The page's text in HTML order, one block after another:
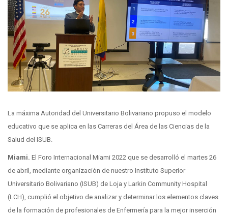
La máxima Autoridad del Universitario Bolivariano propuso el modelo
educativo que se aplica en las Carreras del Área de las Ciencias de la
Salud del ISUB.
Miami. El Foro Internacional Miami 2022 que se desarrolló el martes 26
de abril, mediante organización de nuestro Instituto Superior
Universitario Bolivariano (ISUB) de Loja y Larkin Community Hospital
(LCH), cumplió el objetivo de analizar y determinar los elementos claves
de la formación de profesionales de Enfermería para la mejor inserción